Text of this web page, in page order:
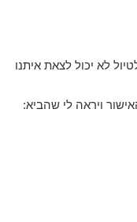
לא יכול לצאת איתנו
ויראה לי שהביא: